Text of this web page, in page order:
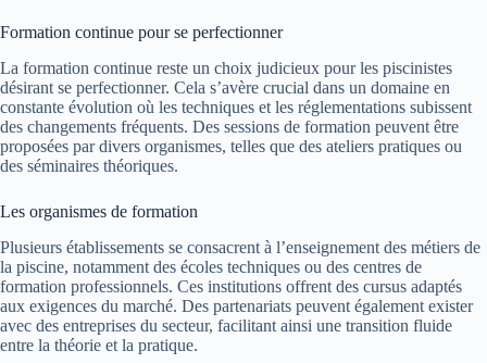
Formation continue pour se perfectionner
La formation continue reste un choix judicieux pour les piscinistes
désirant se perfectionner. Cela s’avère crucial dans un domaine en
constante évolution où les techniques et les réglementations subissent
des changements fréquents. Des sessions de formation peuvent être
proposées par divers organismes, telles que des ateliers pratiques ou
des séminaires théoriques.
Les organismes de formation
Plusieurs établissements se consacrent à l’enseignement des métiers de
la piscine, notamment des écoles techniques ou des centres de
formation professionnels. Ces institutions offrent des cursus adaptés
aux exigences du marché. Des partenariats peuvent également exister
avec des entreprises du secteur, facilitant ainsi une transition fluide
entre la théorie et la pratique.